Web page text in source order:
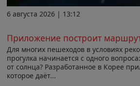
6 августа 2026 | 13:12
Приложение построит
Для многих пешеходов в условиях
прогулка начинается с одного
от солнца? Разработанное в Корее
которое даёт...